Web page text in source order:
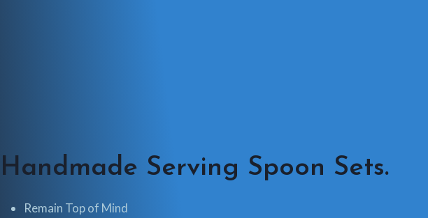
Handmade Serving Spoon Sets.
Remain Top of Mind